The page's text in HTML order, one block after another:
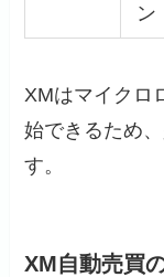
ン
XMはマイクロ
始できるため
す。
XM自動売買